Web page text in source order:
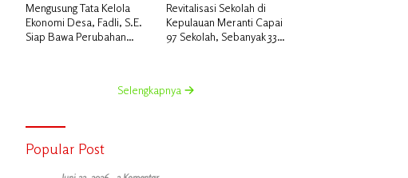
Mengusung Tata Kelola
Ekonomi Desa, Fadli, S.E.
Siap Bawa Perubahan
Revitalisasi Sekolah di
Kepulauan Meranti Capai
97 Sekolah, Sebanyak 33
Selengkapnya
Popular Post